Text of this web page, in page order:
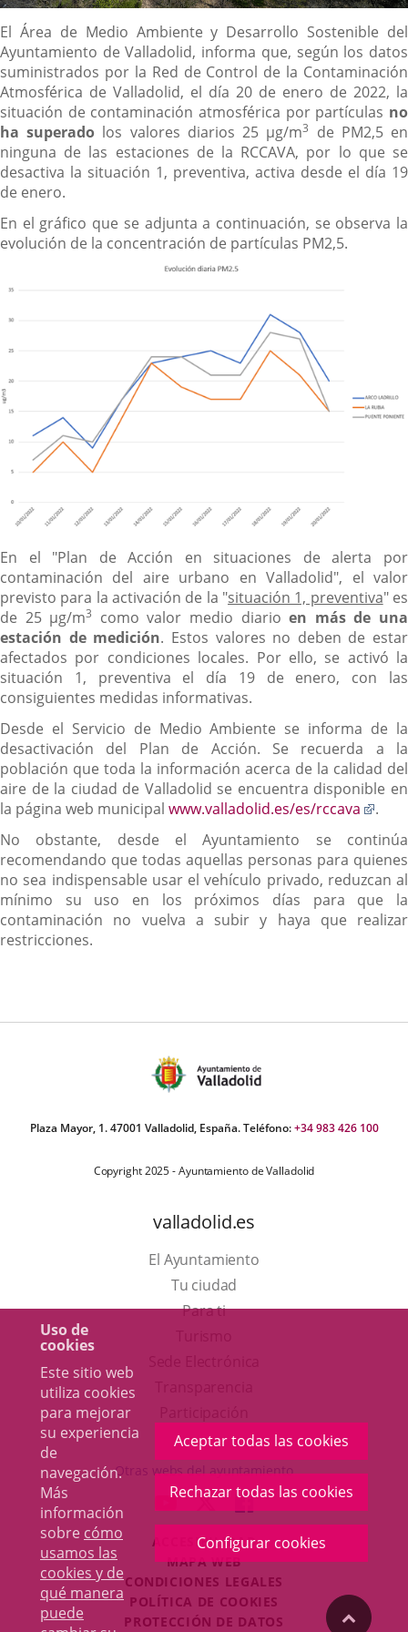
Uso de
cookies
Este sitio web
utiliza cookies
para mejorar
su experiencia
de
navegación.
Más
información
sobre cómo
usamos las
cookies y de
qué manera
puede
Aceptar todas las cookies
Rechazar todas las cookies
Configurar cookies
Descripción
El Área de Medio Ambiente y Desarrollo Sostenible del
Ayuntamiento de Valladolid, informa que, según los datos
suministrados por la Red de Control de la Contaminación
Atmosférica de Valladolid, el día 20 de enero de 2022, la
situación de contaminación atmosférica por partículas no
ha superado los valores diarios 25 µg/m3
de PM2,5 en
ninguna de las estaciones de la RCCAVA, por lo que se
desactiva la situación 1, preventiva, activa desde el día 19
de enero.
En el gráfico que se adjunta a continuación, se observa la
evolución de la concentración de partículas PM2,5.
En el "Plan de Acción en situaciones de alerta por
contaminación del aire urbano en Valladolid", el valor
previsto para la activación de la "situación 1, preventiva" es
de 25 µg/m3 como valor medio diarioen más de una
estación de medición. Estos valores no deben de estar
afectados por condiciones locales. Por ello, se activó la
situación 1, preventiva el día 19 de enero, con las
consiguientes medidas informativas.
Desde el Servicio de Medio Ambiente se informa de la
desactivación del Plan de Acción. Se recuerda a la
población que toda la información acerca de la calidad del
aire de la ciudad de Valladolid se encuentra disponible en
la página web municipal www.valladolid.es/es/rccava
una
.
No obstante, desde el Ayuntamiento se continúa
recomendando que todas aquellas personas para quienes
no sea indispensable usar el vehículo privado, reduzcan al
mínimo su uso en los próximos días para que la
contaminación no vuelva a subir y haya que realizar
restricciones.
Plaza Mayor, 1. 47001 Valladolid, España. Teléfono:+34 983 426 100
Copyright 2025 - Ayuntamiento de Valladolid
valladolid.es
El Ayuntamiento
Tu ciudad
Para ti
en
una
ventana
nueva.
aplicación
externa.
Otras webs del ayuntamiento
ENLACE
A
UNA
APLICACIÓN
EXTERNA.
ENLACE
A
UNA
APLICACIÓN
EXTERNA.
ENLACE
A
UNA
EXTERNA.
ACCESIBILIDAD
MAPA WEB
CONDICIONES LEGALES
POLÍTICA DE COOKIES
PROTECCIÓN DE DATOS
"Volver